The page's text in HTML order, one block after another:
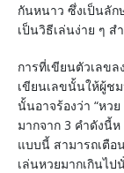
กันหนาว ซึ่งเป็นลัก
เป็นวิธีเล่นง่าย ๆ
การที่เขียนตัวเลข
เขียนเลขนั้นให้ผู้ช
นั้นอาจร้องว่า “หว
มากจาก 3 คำดังนี้ห
แบบนี้ สามารถเตือ
เล่นหวยมากเกินไ